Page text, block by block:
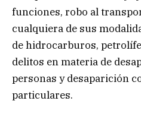
funciones, robo al
cualquiera de sus
de hidrocarburos,
delitos en materia de
personas y desaparición
particulares.